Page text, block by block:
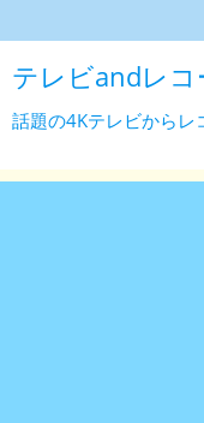
テレビandレコ
話題の4Kテレビからレ